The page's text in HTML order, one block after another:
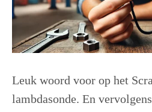
Leuk woord voor op het
lambdasonde. En